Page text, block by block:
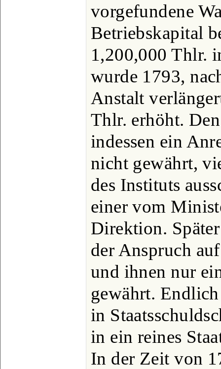
vorgefundene
Betriebskapital
1,200,000 Thlr.
wurde 1793,
Anstalt
Thlr. erhöht.
indessen ein
nicht gewährt,
des Instituts
einer vom
Direktion.
der Anspruch
und ihnen nur
gewährt.
in
in ein reines
In der Zeit von